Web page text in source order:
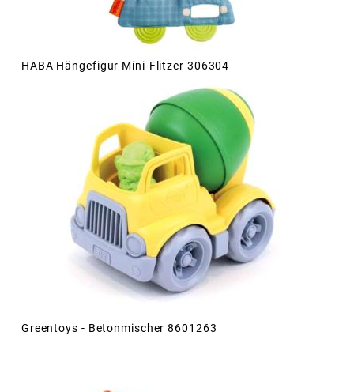
HABA Hängefigur Mini-Flitzer 306304
Greentoys - Betonmischer 8601263